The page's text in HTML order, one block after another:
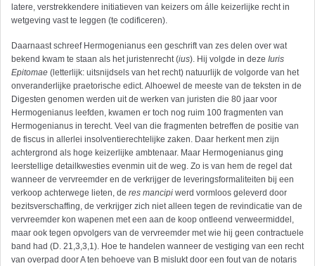
latere, verstrekkendere initiatieven van keizers om álle keizerlijke recht in
wetgeving vast te leggen (te codificeren).
Daarnaast schreef Hermogenianus een geschrift van zes delen over wat
bekend kwam te staan als het juristenrecht (ius). Hij volgde in deze Iuris
Epitomae (letterlijk: uitsnijdsels van het recht) natuurlijk de volgorde van het
onveranderlijke praetorische edict. Alhoewel de meeste van de teksten in de
Digesten genomen werden uit de werken van juristen die 80 jaar voor
Hermogenianus leefden, kwamen er toch nog ruim 100 fragmenten van
Hermogenianus in terecht. Veel van die fragmenten betreffen de positie van
de fiscus in allerlei insolventierechtelijke zaken. Daar herkent men zijn
achtergrond als hoge keizerlijke ambtenaar. Maar Hermogenianus ging
leerstellige detailkwesties evenmin uit de weg. Zo is van hem de regel dat
wanneer de vervreemder en de verkrijger de leveringsformaliteiten bij een
verkoop achterwege lieten, de res mancipi werd vormloos geleverd door
bezitsverschaffing, de verkrijger zich niet alleen tegen de revindicatie van de
vervreemder kon wapenen met een aan de koop ontleend verweermiddel,
maar ook tegen opvolgers van de vervreemder met wie hij geen contractuele
band had (D. 21,3,3,1). Hoe te handelen wanneer de vestiging van een recht
van overpad door A ten behoeve van B mislukt door een fout van de notaris